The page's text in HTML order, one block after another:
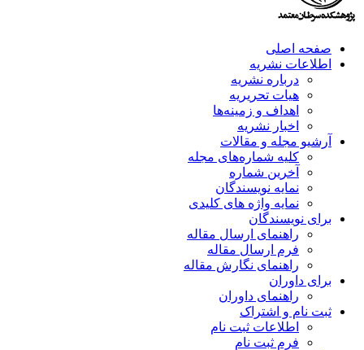
صفحه اصلی
اطلاعات نشریه
درباره نشریه
هیات تحریریه
اهداف و زمینه‌ها
اخبار نشریه
آرشیو مجله و مقالات
کلیه شماره‌های مجله
آخرین شماره
نمایه نویسندگان
نمایه واژه های کلیدی
برای نویسندگان
راهنمای ارسال مقاله
فرم ارسال مقاله
راهنمای نگارش مقاله
برای داوران
راهنمای داوران
ثبت نام و اشتراک
اطلاعات ثبت نام
فرم ثبت نام